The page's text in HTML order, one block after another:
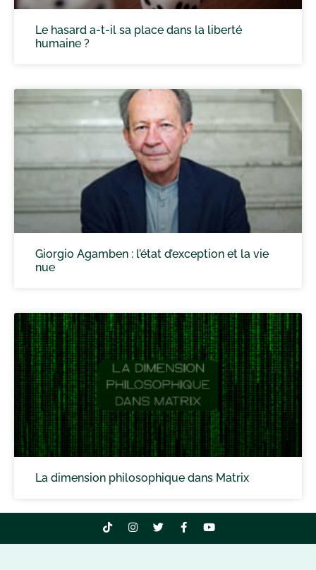
Le hasard a-t-il sa place dans la liberté
humaine ?
Giorgio Agamben : l’état d’exception et la vie
nue
La dimension philosophique dans Matrix